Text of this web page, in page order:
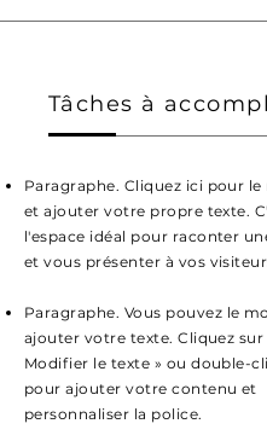
Tâches à
Paragraphe. Cliquez ici pour
et ajouter votre propre texte.
l'espace idéal pour raconter
et vous présenter à vos
Paragraphe. Vous pouvez le
ajouter votre texte. Cliquez sur
Modifier le texte » ou double-
pour ajouter votre contenu et
personnaliser la police.